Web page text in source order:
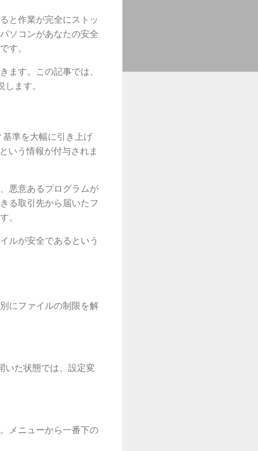
と作業が完全にストッ
ソコンがあなたの安全
す。
ます。この記事では、
ます。
準を大幅に引き上げ
いう情報が付与されま
悪意あるプログラムが
る取引先から届いたフ
。
ルが安全であるという
にファイルの制限を解
いた状態では、設定変
メニューから一番下の